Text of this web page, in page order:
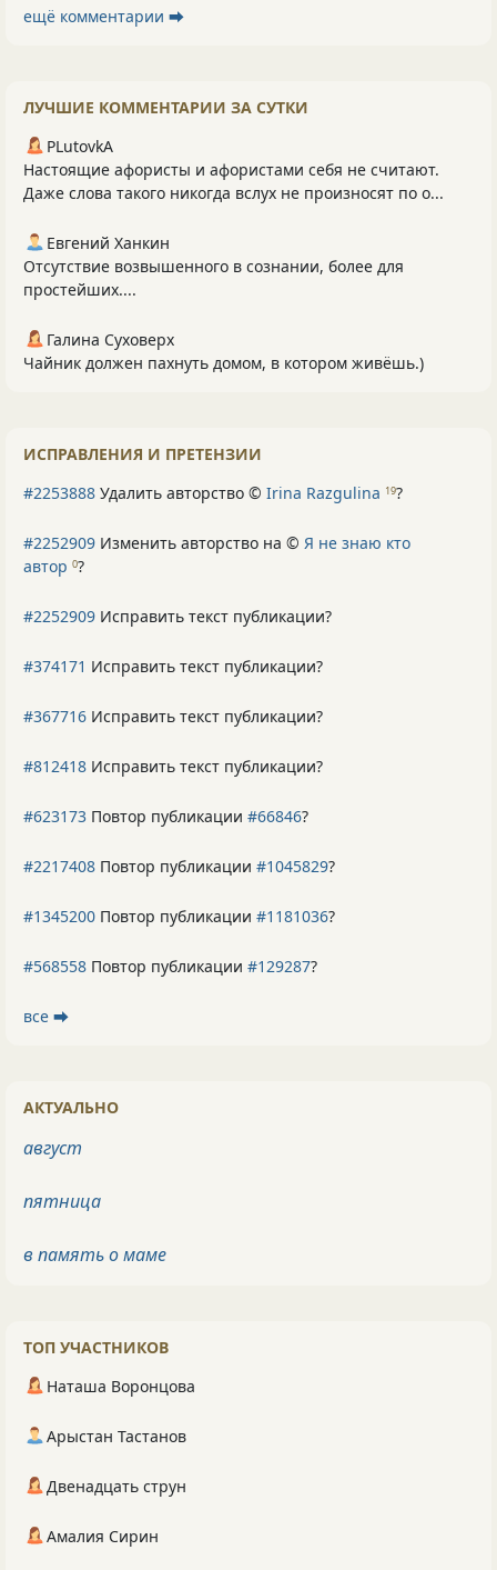
ещё комментарии ⮕
ЛУЧШИЕ КОММЕНТАРИИ ЗА СУТКИ
PLutоvkА
Настоящие афористы и афористами себя не считают.
Даже слова такого никогда вслух не произносят по о...
Евгений Ханкин
Отсутствие возвышенного в сознании, более для
простейших....
Галина Суховерх
Чайник должен пахнуть домом, в котором живёшь.)
ИСПРАВЛЕНИЯ И ПРЕТЕНЗИИ
#2253888 Удалить авторство © Irina Razgulina 19?
#2252909 Изменить авторство на © Я не знаю кто
автор 0?
#2252909 Исправить текст публикации?
#374171 Исправить текст публикации?
#367716 Исправить текст публикации?
#812418 Исправить текст публикации?
#623173 Повтор публикации #66846?
#2217408 Повтор публикации #1045829?
#1345200 Повтор публикации #1181036?
#568558 Повтор публикации #129287?
все ⮕
АКТУАЛЬНО
август
пятница
в память о маме
ТОП УЧАСТНИКОВ
Наташа Воронцова
Арыстан Тастанов
Двенадцать струн
Амалия Сирин